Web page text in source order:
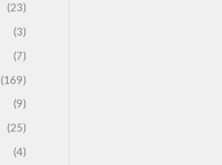
(23)
(3)
(7)
(169)
(9)
(25)
(4)